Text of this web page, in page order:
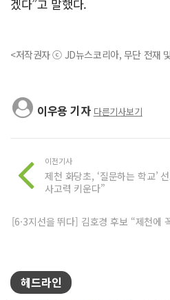
겠다”고 말했다.
<저작권자 ⓒ JD뉴스코리아, 무단 전재
이우용 기자 다른기사보기
이전기사
제천 화당초, ‘질문하는 학교’
사고력 키운다”
[6·3지선을 뛰다] 김호경 후보 “제천에
헤드라인